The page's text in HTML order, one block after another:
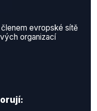
evropské sítě
organizací